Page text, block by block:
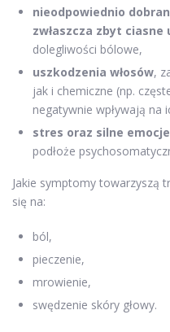
nieodpowiednio
zwłaszcza zbyt ciasne
dolegliwości bólowe,
uszkodzenia włosów,
jak i chemiczne (np.
negatywnie wpływają na
stres oraz silne emocje
podłoże
Jakie symptomy towarzyszą
się na:
ból,
pieczenie,
mrowienie,
swędzenie skóry głowy.